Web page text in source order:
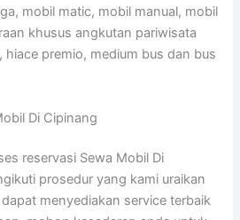
mobil matic, mobil manual, mobil
khusus angkutan pariwisata
hiace premio, medium bus dan bus
Di Cipinang
reservasi Sewa Mobil Di
prosedur yang kami uraikan
menyediakan service terbaik